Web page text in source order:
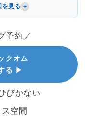
を見る
予約／
クオム
る ▶
びかない
空間